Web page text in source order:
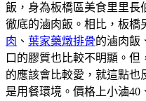
飯，身為板橋區美食里里長
徹底的滷肉飯。相比，板橋
肉 、 葉家藥燉排骨的滷肉飯
口的膠質也比較不明顯。但
的應該會比較愛，就這點也
是用餐環境。價格上小滷40